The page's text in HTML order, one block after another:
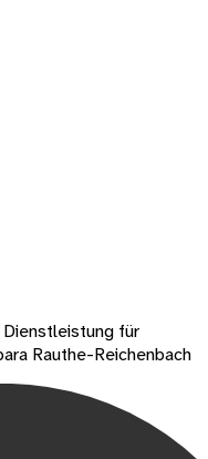
Dienstleistung für
Rauthe-Reichenbach